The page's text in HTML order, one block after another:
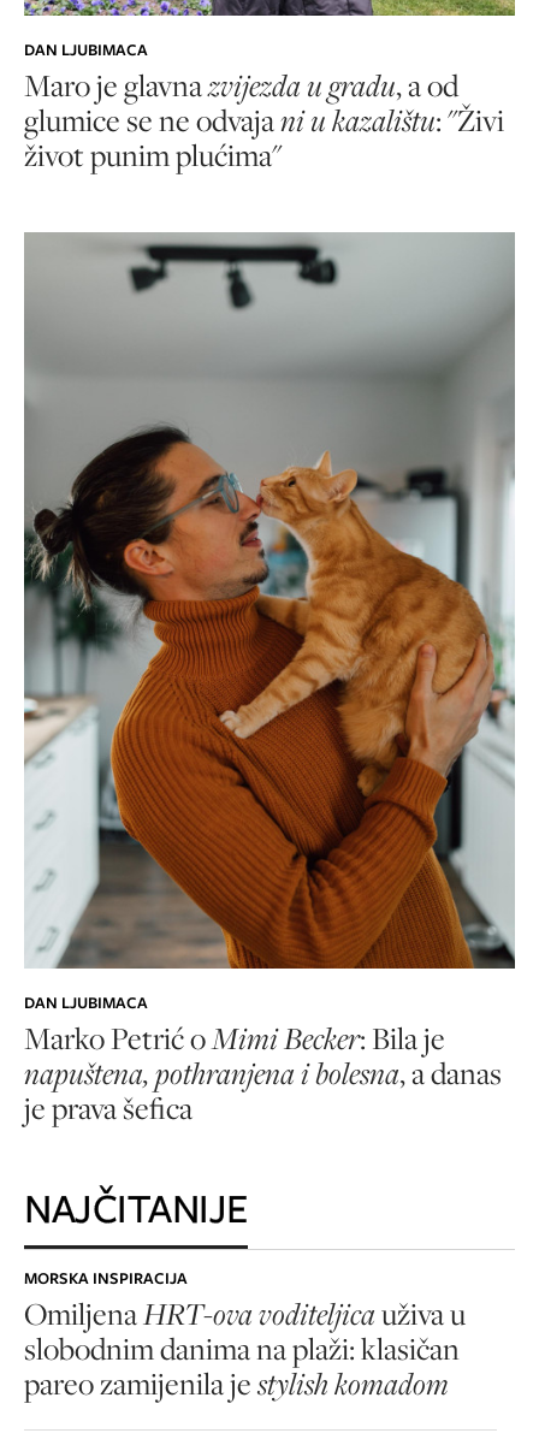
DAN LJUBIMACA
Maro je glavnazvijezda u gradu, a od
glumice se ne odvajani u kazalištu: "Živi
život punim plućima"
DAN LJUBIMACA
Marko Petrić oMimi Becker: Bila je
napuštena, pothranjena i bolesna, a danas
je prava šefica
NAJČITANIJE
MORSKA INSPIRACIJA
OmiljenaHRT-ova voditeljicauživa u
slobodnim danima na plaži: klasičan
pareo zamijenila jestylish komadom